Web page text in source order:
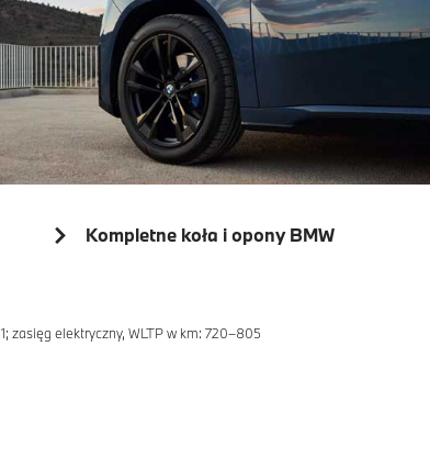
Kompletne koła i opony BMW
zasięg elektryczny, WLTP w km: 720–805